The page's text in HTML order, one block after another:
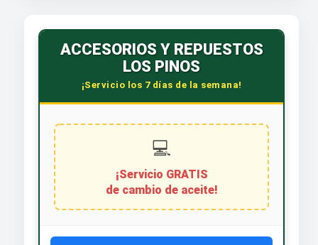
ACCESORIOS Y REPUESTOS
LOS PINOS
¡Servicio los 7 días de la semana!
💻
¡Servicio GRATIS
de cambio de aceite!